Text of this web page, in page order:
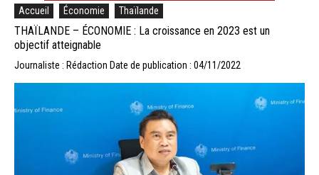
Accueil Économie Thaïlande
THAÏLANDE – ÉCONOMIE : La croissance en 2023 est un
objectif atteignable
Journaliste : Rédaction Date de publication : 04/11/2022